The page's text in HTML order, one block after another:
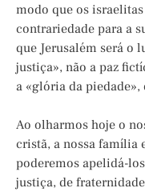
modo que os
contrariedade para a
que Jerusalém será o
justiça», não a paz
a «glória da piedade»,
Ao olharmos hoje o
cristã, a nossa família
poderemos apelidá-
justiça, de